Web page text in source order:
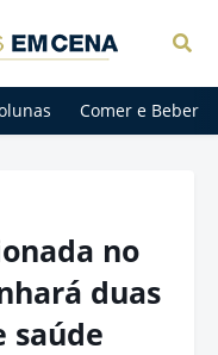
Comer e Beber
no
duas
saúde